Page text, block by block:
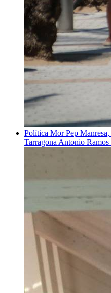
Política Mor Pep
Tarragona Antonio